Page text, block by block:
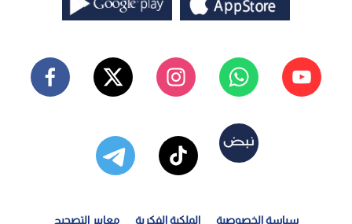
سياسة الخصوصية الملكية الفكرية معايير التصحيح